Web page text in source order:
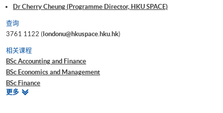
Dr Cherry Cheung (Programme Director, HKU SPACE)
查询
3761 1122 (londonu@hkuspace.hku.hk)
相关课程
BSc Accounting and Finance
BSc Economics and Management
BSc Finance
BSc Business and Management
更多相